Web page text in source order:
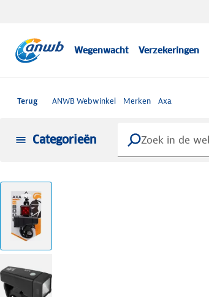
Wegenwacht Verzekeringen
Terug ANWB Webwinkel Merken Axa
Categorieën